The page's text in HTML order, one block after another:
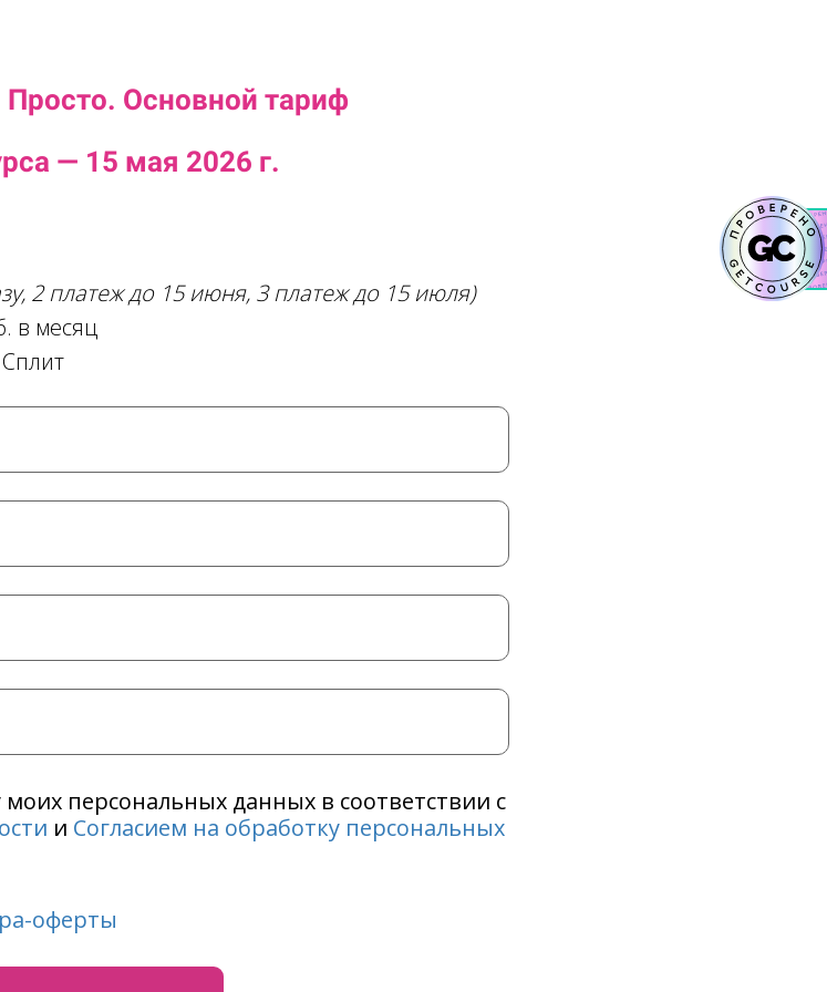
Просто. Основной тариф
— 15 мая 2026 г.
2 платеж до 15 июня, 3 платеж до 15 июля)
в месяц
моих персональных данных в соответствии с
и Согласием на обработку персональных
оферты